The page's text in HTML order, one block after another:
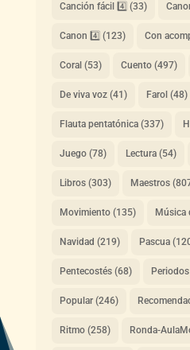
Canción fácil 4️⃣ (33)
Canon 4️⃣ (123) Con
Coral(53) Cuento(497)
De viva voz(41) Farol(48)
Flauta pentatónica(337)
Juego(78) Lectura(54)
Libros(303) Maestros
Movimiento(135) Música
Navidad (219) Pascua
Pentecostés(68) Periodos
Popular(246)
Ritmo(258) Ronda-